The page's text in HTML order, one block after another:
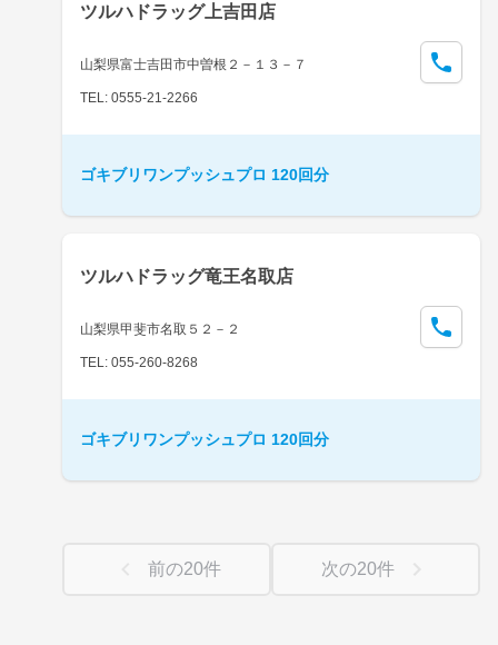
ツルハドラッグ上吉田店
山梨県富士吉田市中曽根２－１３－７
TEL: 0555-21-2266
ゴキブリワンプッシュプロ 120回分
ツルハドラッグ竜王名取店
山梨県甲斐市名取５２－２
TEL: 055-260-8268
ゴキブリワンプッシュプロ 120回分
前の20件 次の20件